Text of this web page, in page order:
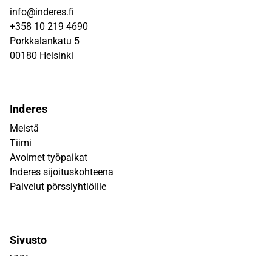
info@inderes.fi
+358 10 219 4690
Porkkalankatu 5
00180 Helsinki
Inderes
Meistä
Tiimi
Avoimet työpaikat
Inderes sijoituskohteena
Palvelut pörssiyhtiöille
Sivusto